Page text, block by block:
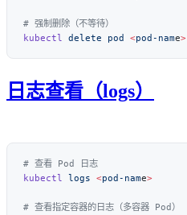
kubectl delete pod <pod-name>
日志查看（logs）
kubectl logs <pod-name